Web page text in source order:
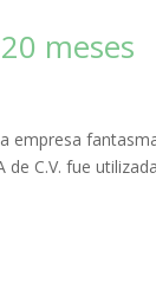
meses
empresa
C.V. fue